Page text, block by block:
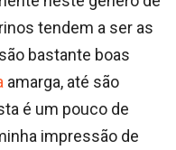
tendem a ser as
são bastante boas
amarga, até são
é um pouco de
impressão de